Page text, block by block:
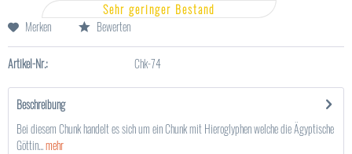
Sehr geringer Bestand
Merken
Bewerten
Artikel-Nr.: Chk-74
Beschreibung
Bei diesem Chunk handelt es sich um ein Chunk mit Hieroglyphen welche die Ägyptische
Göttin...mehr